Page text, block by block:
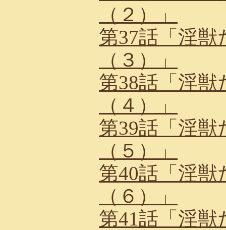
（２）」
第37話「淫獣
（３）」
第38話「淫獣
（４）」
第39話「淫獣
（５）」
第40話「淫獣
（６）」
第41話「淫獣